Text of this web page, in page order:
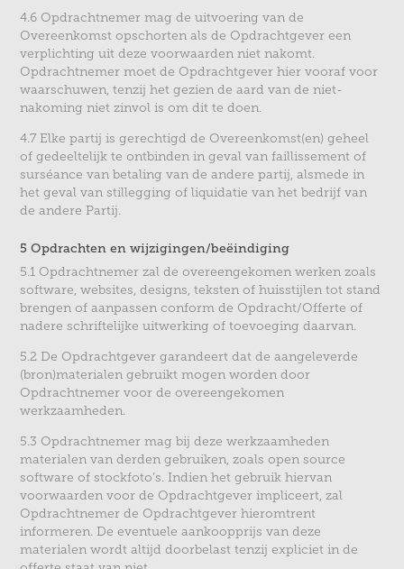
4.6 Opdrachtnemer mag de uitvoering van de
Overeenkomst opschorten als de Opdrachtgever een
verplichting uit deze voorwaarden niet nakomt.
Opdrachtnemer moet de Opdrachtgever hier vooraf voor
waarschuwen, tenzij het gezien de aard van de niet-
nakoming niet zinvol is om dit te doen.
4.7 Elke partij is gerechtigd de Overeenkomst(en) geheel
of gedeeltelijk te ontbinden in geval van faillissement of
surséance van betaling van de andere partij, alsmede in
het geval van stillegging of liquidatie van het bedrijf van
de andere Partij.
5 Opdrachten en wijzigingen/beëindiging
5.1 Opdrachtnemer zal de overeengekomen werken zoals
software, websites, designs, teksten of huisstijlen tot stand
brengen of aanpassen conform de Opdracht/Offerte of
nadere schriftelijke uitwerking of toevoeging daarvan.
5.2 De Opdrachtgever garandeert dat de aangeleverde
(bron)materialen gebruikt mogen worden door
Opdrachtnemer voor de overeengekomen
werkzaamheden.
5.3 Opdrachtnemer mag bij deze werkzaamheden
materialen van derden gebruiken, zoals open source
software of stockfoto’s. Indien het gebruik hiervan
voorwaarden voor de Opdrachtgever impliceert, zal
Opdrachtnemer de Opdrachtgever hieromtrent
informeren. De eventuele aankoopprijs van deze
materialen wordt altijd doorbelast tenzij expliciet in de